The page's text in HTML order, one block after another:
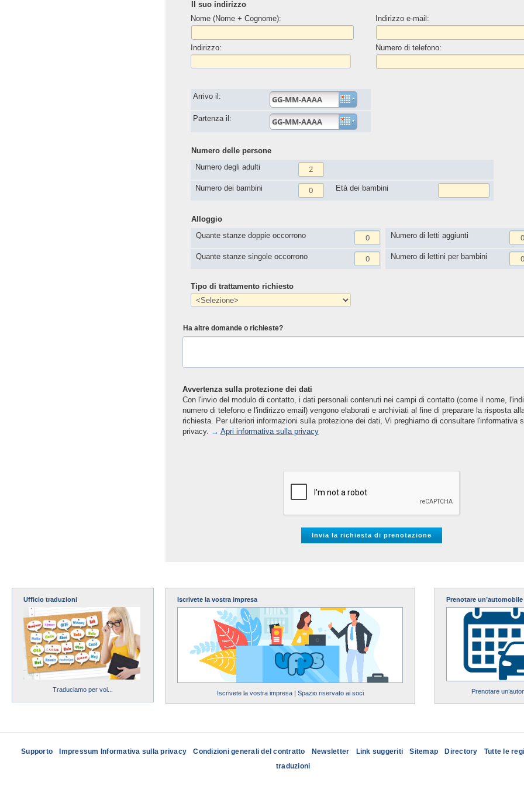
Il suo indirizzo
Nome (Nome + Cognome):
Indirizzo:
Indirizzo e-mail:
Numero di telefono:
Arrivo il:
Partenza il:
Numero delle persone
Numero degli adulti
Numero dei bambini Età dei bambini
Alloggio
Quante stanze doppie occorrono
Numero di letti aggiunti
Quante stanze singole occorrono Numero di lettini per bambini
Tipo di trattamento richiesto
Ha altre domande o richieste?
Avvertenza sulla protezione dei dati
Con l'invio del modulo di contatto, i dati personali contenuti nei campi di contatto (come il nome,
numero di telefono e l'indirizzo email) vengono elaborati e archiviati al fine di preparare la risposta
richiesta. Per ulteriori informazioni sulla protezione dei dati, Vi preghiamo di consultare l'informativa
privacy. → Apri informativa sulla privacy
Ufficio traduzioni
Traduciamo per voi...
Iscrivete la vostra impresa
Iscrivete la vostra impresa| Spazio riservato ai soci
Prenotare un’automobile
Prenotare
Supporto Impressum Informativa sulla privacy Condizioni generali del contratto Newsletter Link suggeriti Sitemap Directory Tutte le
traduzioni